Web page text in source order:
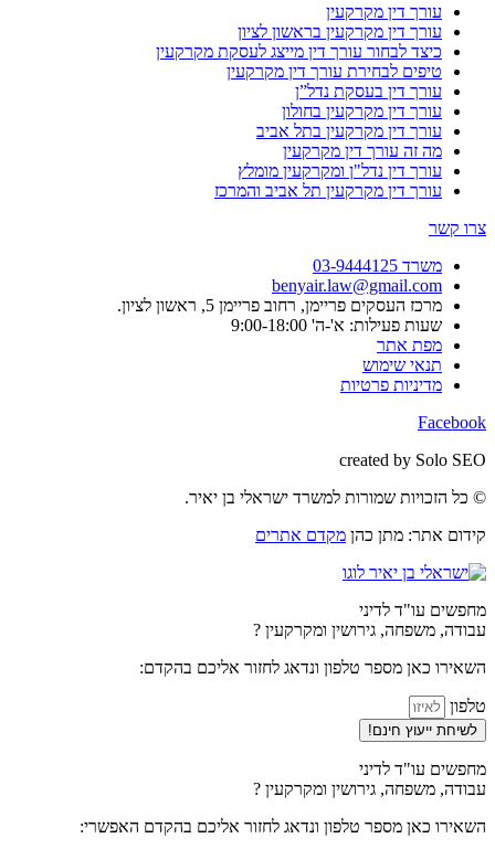
עורך דין מקרקעין
עורך דין מקרקעין בראשון לציון
כיצד לבחור עורך דין מייצג לעסקת מקרקעין
טיפים לבחירת עורך דין מקרקעין
עורך דין בעסקת נדל”ן
עורך דין מקרקעין בחולון
עורך דין מקרקעין בתל אביב
מה זה עורך דין מקרקעין
עורך דין נדל"ן ומקרקעין מומלץ
עורך דין מקרקעין תל אביב והמרכז
צרו קשר
משרד 03-9444125
benyair.law@gmail.com
מרכז העסקים פריימן, רחוב פריימן 5, ראשון לציון.
שעות פעילות: א'-ה' 9:00-18:00
מפת אתר
תנאי שימוש
מדיניות פרטיות
Facebook
created by Solo SEO
© כל הזכויות שמורות למשרד ישראלי בן יאיר.
קידום אתר: מתן כהן מקדם אתרים
מחפשים עו"ד לדיני
עבודה, משפחה, גירושין ומקרקעין ?
השאירו כאן מספר טלפון ונדאג לחזור אליכם בהקדם:
טלפון
לשיחת ייעוץ חינם!
מחפשים עו"ד לדיני
עבודה, משפחה, גירושין ומקרקעין ?
השאירו כאן מספר טלפון ונדאג לחזור אליכם בהקדם האפשרי: